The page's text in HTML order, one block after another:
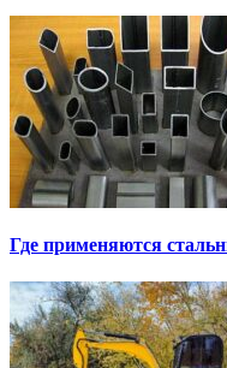
Где применяются